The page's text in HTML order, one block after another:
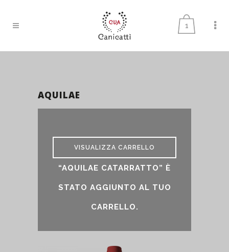
1
AQUILAE
VISUALIZZA CARRELLO
“AQUILAE CATARRATTO” È
STATO AGGIUNTO AL TUO
CARRELLO.